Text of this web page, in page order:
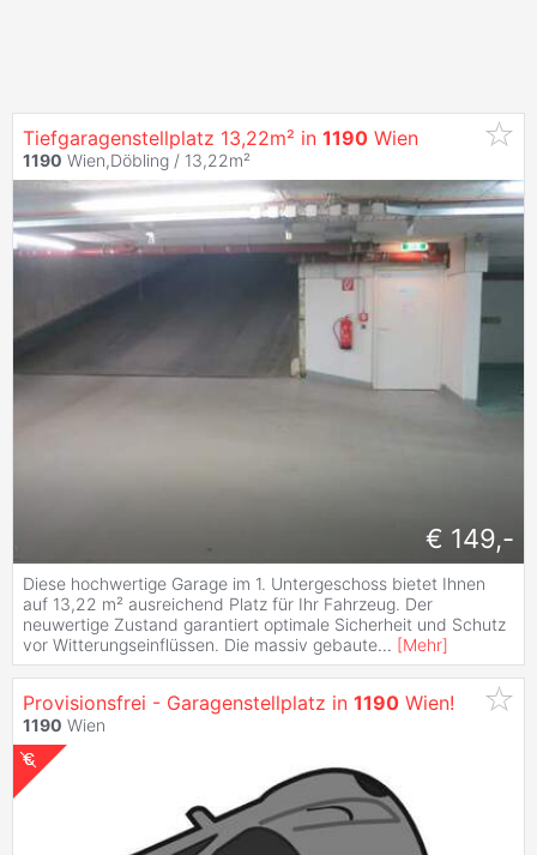
Tiefgaragenstellplatz 13,22m² in 1190 Wien
1190 Wien,Döbling / 13,22m²
€ 149,-
Diese hochwertige Garage im 1. Untergeschoss bietet Ihnen
auf 13,22 m² ausreichend Platz für Ihr Fahrzeug. Der
neuwertige Zustand garantiert optimale Sicherheit und Schutz
vor Witterungseinflüssen. Die massiv gebaute... [Mehr]
Provisionsfrei - Garagenstellplatz in 1190 Wien!
1190 Wien